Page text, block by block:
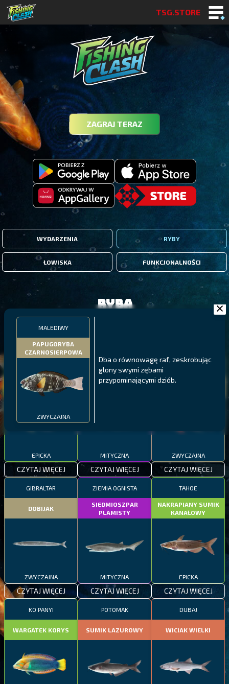
TSG.STORE
ZAGRAJ TERAZ
WYDARZENIA RYBY
ŁOWISKA FUNKCJONALNOŚCI
MALEDIWY
PAPUGORYBA
CZARNOSIERPOWA
ZWYCZAJNA
Dba o równowagę raf, zeskrobując
glony swymi zębami
przypominającymi dziób.
Ryba
PYSZCZAK ZACHODNI
EPICKA
CZYTAJ WIĘCEJ
PÓŁNOCNE FIORDY
MITYCZNA
CZYTAJ WIĘCEJ
WYSPY GALAPAGOS
ZWYCZAJNA
CZYTAJ WIĘCEJ
GIBRALTAR
DOBIJAK
ZWYCZAJNA
CZYTAJ WIĘCEJ
ZIEMIA OGNISTA
SIEDMIOSZPAR
PLAMISTY
MITYCZNA
CZYTAJ WIĘCEJ
TAHOE
NAKRAPIANY SUMIK
KANAŁOWY
EPICKA
CZYTAJ WIĘCEJ
KO PANYI
WARGATEK KORYS
POTOMAK
SUMIK LAZUROWY
DUBAJ
WICIAK WIELKI